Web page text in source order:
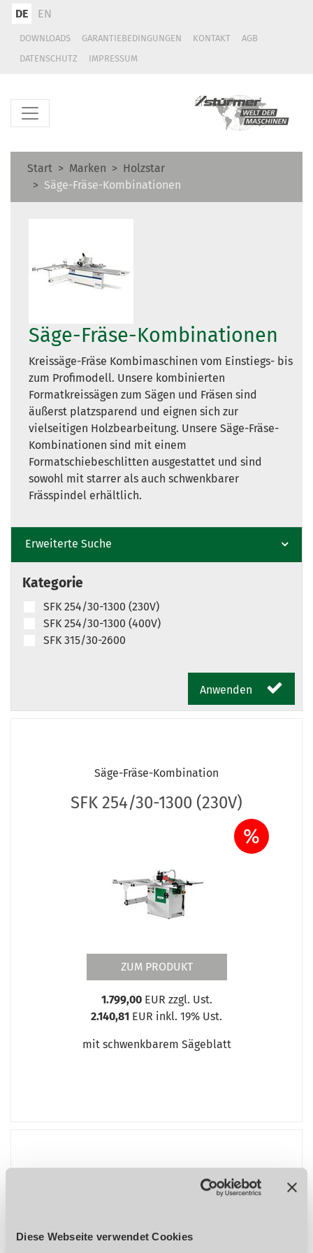
Diese Webseite verwendet Cookies
DE EN
DOWNLOADS GARANTIEBEDINGUNGEN KONTAKT
AGB
DATENSCHUTZ
IMPRESSUM
Start Marken
Holzstar
Säge-Fräse-Kombinationen
Säge-Fräse-Kombinationen
Kreissäge-Fräse Kombimaschinen vom Einstiegs- bis
zum Profimodell. Unsere kombinierten
Formatkreissägen zum Sägen und Fräsen sind
äußerst platzsparend und eignen sich zur
vielseitigen Holzbearbeitung. Unsere Säge-Fräse-
Kombinationen sind mit einem
Formatschiebeschlitten ausgestattet und sind
sowohl mit starrer als auch schwenkbarer
Frässpindel erhältlich.
Erweiterte Suche
Kategorie
SFK 254/30-1300 (230V)
SFK 254/30-1300 (400V)
SFK 315/30-2600
Anwenden
Säge-Fräse-Kombination
SFK 254/30-1300 (230V)
%
ZUM PRODUKT
1.799,00EUR zzgl. Ust.
2.140,81 EUR inkl. 19% Ust.
mit schwenkbarem Sägeblatt
Säge-Fräse-Kombination